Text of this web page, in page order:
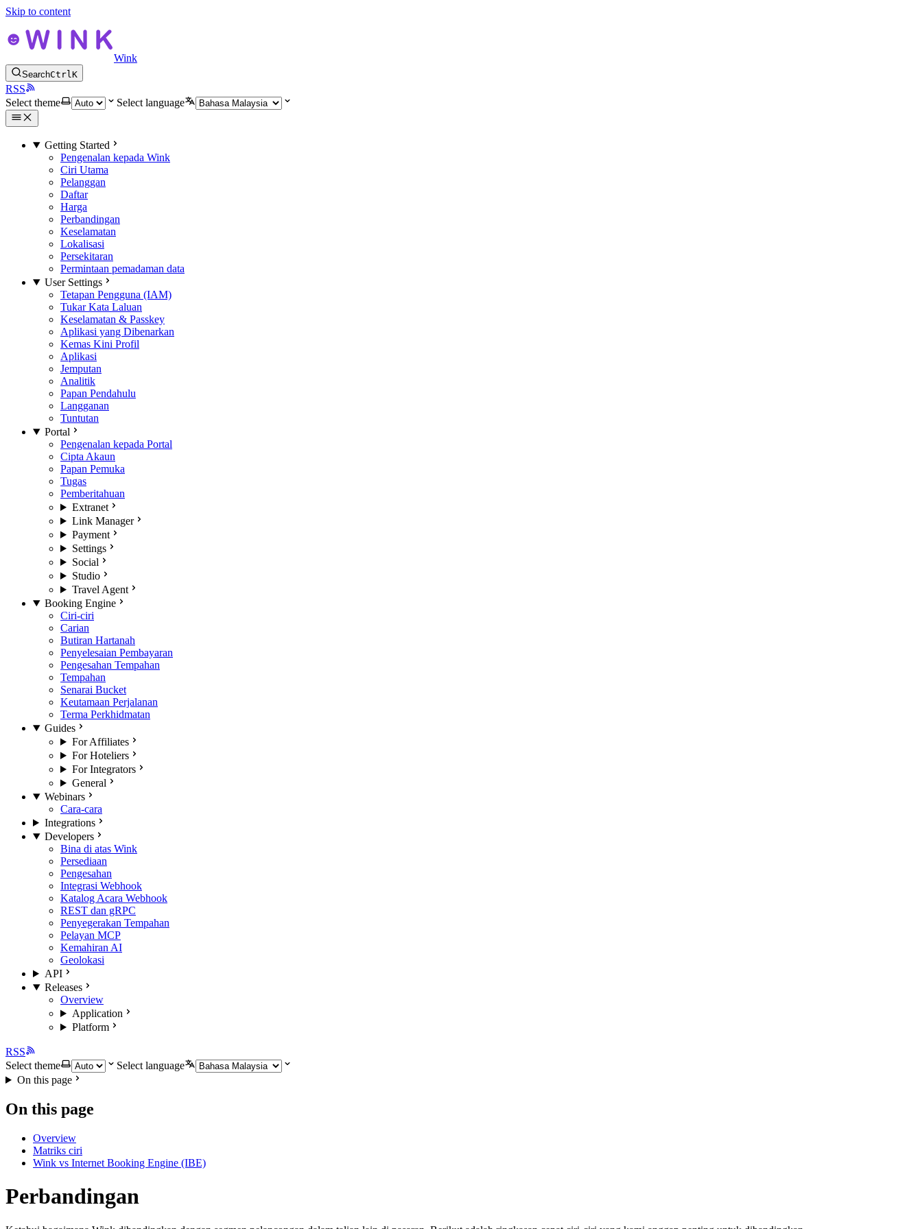
Skip to content
Wink
SearchCtrlK
RSS
Select theme
Select language
Getting Started
Pengenalan kepada Wink
Ciri Utama
Pelanggan
Daftar
Harga
Perbandingan
Keselamatan
Lokalisasi
Persekitaran
Permintaan pemadaman data
User Settings
Tetapan Pengguna (IAM)
Tukar Kata Laluan
Keselamatan & Passkey
Aplikasi yang Dibenarkan
Kemas Kini Profil
Aplikasi
Jemputan
Analitik
Papan Pendahulu
Langganan
Tuntutan
Portal
Pengenalan kepada Portal
Cipta Akaun
Papan Pemuka
Tugas
Pemberitahuan
Extranet
Link Manager
Payment
Settings
Social
Studio
Travel Agent
Booking Engine
Ciri-ciri
Carian
Butiran Hartanah
Penyelesaian Pembayaran
Pengesahan Tempahan
Tempahan
Senarai Bucket
Keutamaan Perjalanan
Terma Perkhidmatan
Guides
For Affiliates
For Hoteliers
For Integrators
General
Webinars
Cara-cara
Integrations
Developers
Bina di atas Wink
Persediaan
Pengesahan
Integrasi Webhook
Katalog Acara Webhook
REST dan gRPC
Penyegerakan Tempahan
Pelayan MCP
Kemahiran AI
Geolokasi
API
Releases
Overview
Application
Platform
RSS
Select theme
Select language
On this page
On this page
Overview
Matriks ciri
Wink vs Internet Booking Engine (IBE)
Perbandingan